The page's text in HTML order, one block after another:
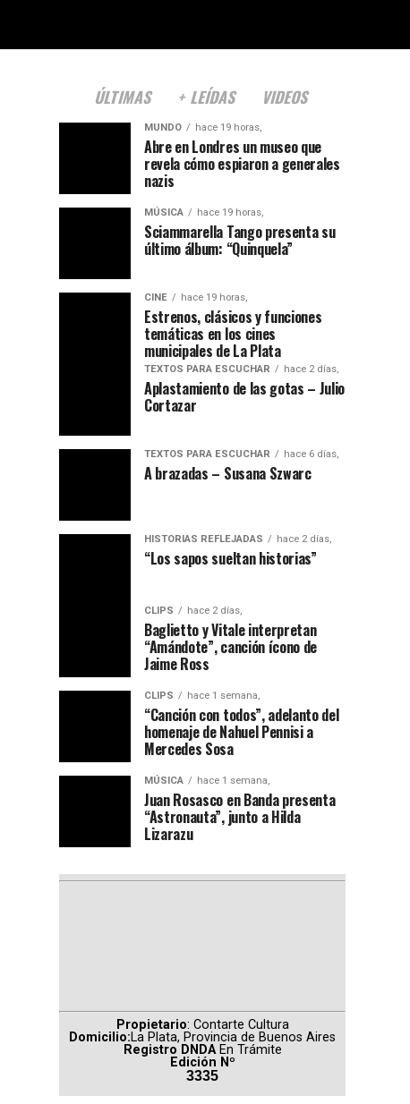
ÚLTIMAS + LEÍDAS VIDEOS
MUNDO hace 19 horas,
Abre en Londres un museo que
revela cómo espiaron a generales
nazis
MÚSICA hace 19 horas,
Sciammarella Tango presenta su
último álbum: “Quinquela”
CINE hace 19 horas,
Estrenos, clásicos y funciones
temáticas en los cines
municipales de La Plata
TEXTOS PARA ESCUCHAR hace 2 días,
Aplastamiento de las gotas – Julio
Cortazar
TEXTOS PARA ESCUCHAR hace 6 días,
A brazadas – Susana Szwarc
HISTORIAS REFLEJADAS hace 2 días,
“ Los sapos sueltan historias”
CLIPS hace 2 días,
Baglietto y Vitale interpretan
“Amándote”, canción ícono de
Jaime Ross
CLIPS hace 1 semana,
“Canción con todos”, adelanto del
homenaje de Nahuel Pennisi a
Mercedes Sosa
MÚSICA hace 1 semana,
Juan Rosasco en Banda presenta
“Astronauta”, junto a Hilda
Lizarazu
Propietario: Contarte Cultura
Domicilio:La Plata, Provincia de Buenos Aires
Registro DNDA En Trámite
Edición Nº
3335